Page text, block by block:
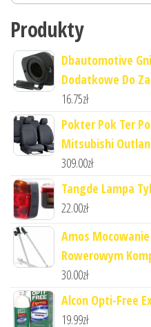
Produkty
Dbautomotive
Dodatkowe Do
16.75zł
Pokter Pok Ter
Mitsubishi
309.00zł
Tangde Lampa
22.00zł
Amos
Rowerowym
30.00zł
Alcon Opti-Free
19.99zł